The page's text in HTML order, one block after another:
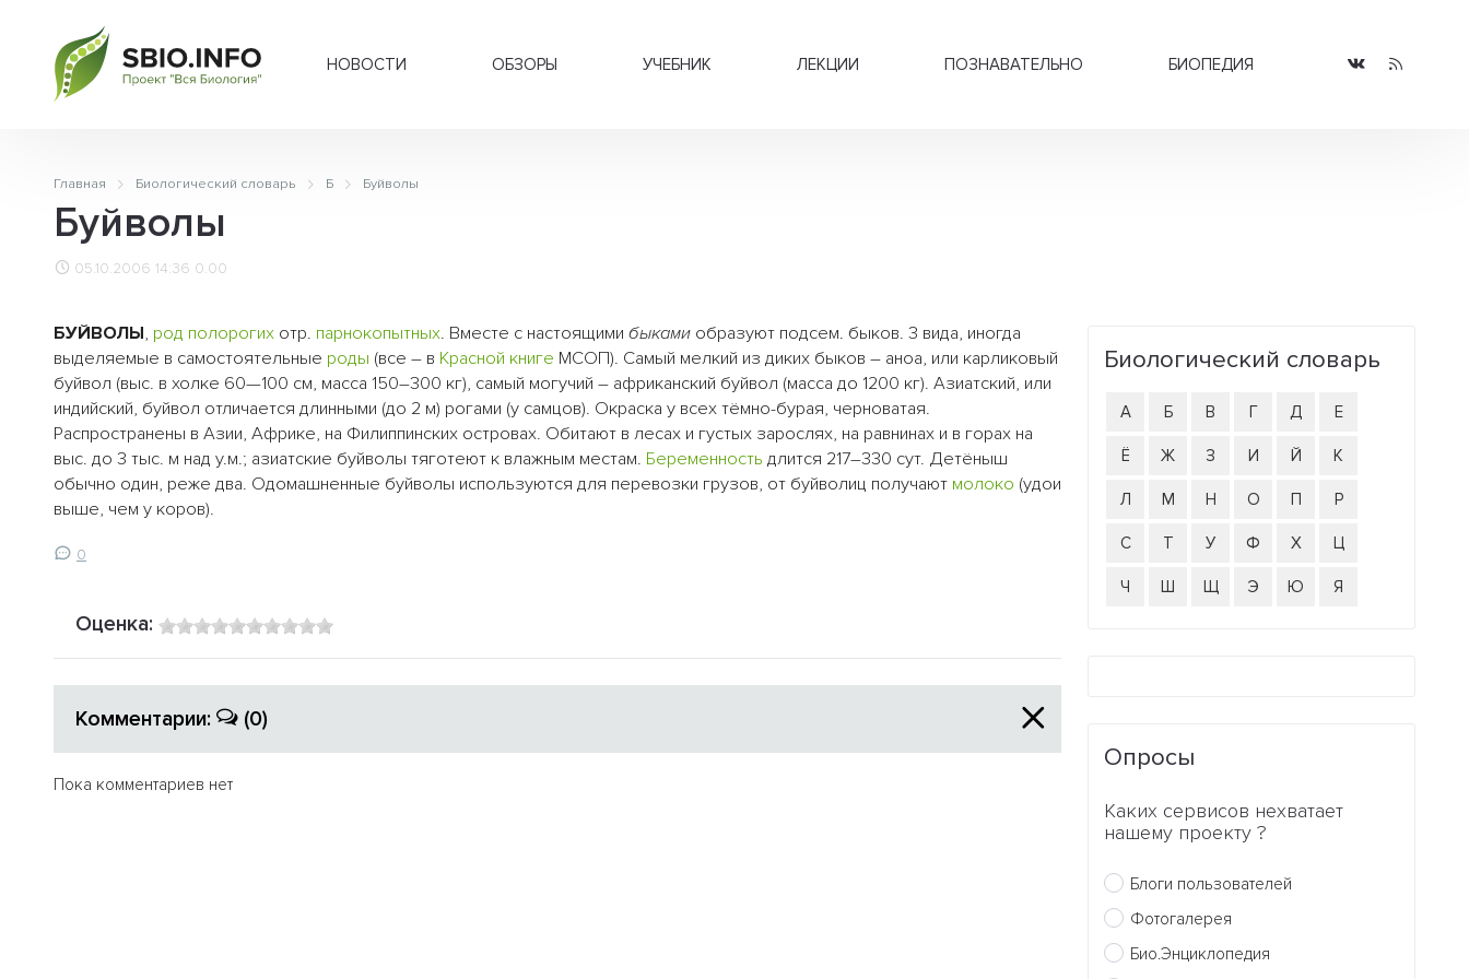
НОВОСТИ ОБЗОРЫ УЧЕБНИК ЛЕКЦИИ ПОЗНАВАТЕЛЬНО БИОПЕДИЯ
Главная Биологический словарь Б Буйволы
Буйволы
05.10.2006 14:36 0.00
БУЙВОЛЫ, род полорогих отр. парнокопытных. Вместе с настоящими быками образуют подсем. быков. 3 вида, иногда
выделяемые в самостоятельные роды (все – в Красной книге МСОП). Самый мелкий из диких быков – аноа, или карликовый
буйвол (выс. в холке 60—100 см, масса 150–300 кг), самый могучий – африканский буйвол (масса до 1200 кг). Азиатский, или
индийский, буйвол отличается длинными (до 2 м) рогами (у самцов). Окраска у всех тёмно-бурая, черноватая.
Распространены в Азии, Африке, на Филиппинских островах. Обитают в лесах и густых зарослях, на равнинах и в горах на
выс. до 3 тыс. м над у.м.; азиатские буйволы тяготеют к влажным местам. Беременность длится 217–330 сут. Детёныш
обычно один, реже два. Одомашненные буйволы используются для перевозки грузов, от буйволиц получают молоко (удои
выше, чем у коров).
0
Оценка:
Комментарии: (0)
Пока комментариев нет
Биологический словарь
А Б В Г Д Е
Ё Ж З И Й К
Л М Н О П Р
С Т У Ф Х Ц
Ч Ш Щ Э Ю Я
Опросы
Каких сервисов нехватает
нашему проекту ?
Блоги пользователей
Фотогалерея
Био.Энциклопедия